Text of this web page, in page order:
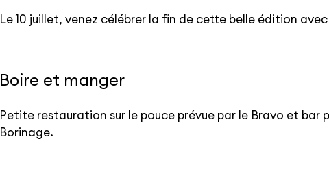
Le 10 juillet, venez célébrer la fin de cette belle édition avec
Boire et manger
Petite restauration sur le pouce prévue par le Bravo et bar
Borinage.